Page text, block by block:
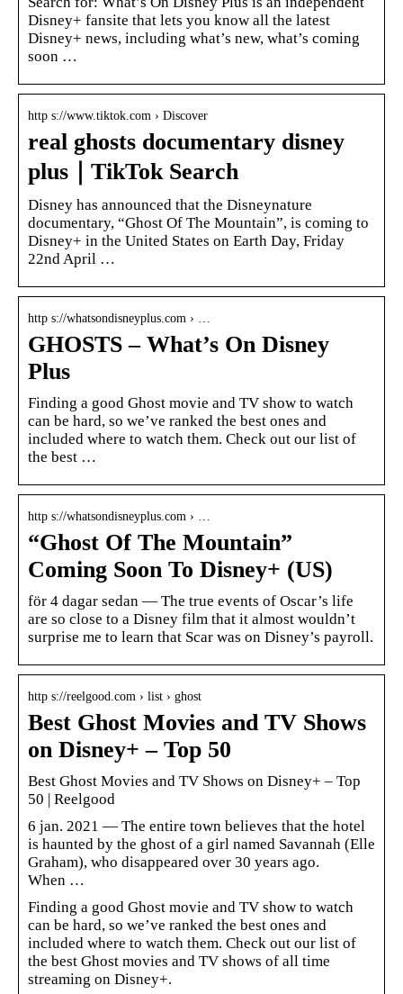
Disney+ fansite that lets you know all the latest
Disney+ news, including what’s new, what’s coming
soon …
http s://www.tiktok.com › Discover
real ghosts documentary disney
plus｜TikTok Search
Disney has announced that the Disneynature
documentary, “Ghost Of The Mountain”, is coming to
Disney+ in the United States on Earth Day, Friday
22nd April …
http s://whatsondisneyplus.com › …
GHOSTS – What’s On Disney
Plus
Finding a good Ghost movie and TV show to watch
can be hard, so we’ve ranked the best ones and
included where to watch them. Check out our list of
the best …
http s://whatsondisneyplus.com › …
“Ghost Of The Mountain”
Coming Soon To Disney+ (US)
för 4 dagar sedan — The true events of Oscar’s life
are so close to a Disney film that it almost wouldn’t
surprise me to learn that Scar was on Disney’s payroll.
http s://reelgood.com › list › ghost
Best Ghost Movies and TV Shows
on Disney+ – Top 50
Best Ghost Movies and TV Shows on Disney+ – Top
50 | Reelgood
6 jan. 2021 — The entire town believes that the hotel
is haunted by the ghost of a girl named Savannah (Elle
Graham), who disappeared over 30 years ago.
When …
Finding a good Ghost movie and TV show to watch
can be hard, so we’ve ranked the best ones and
included where to watch them. Check out our list of
the best Ghost movies and TV shows of all time
streaming on Disney+.